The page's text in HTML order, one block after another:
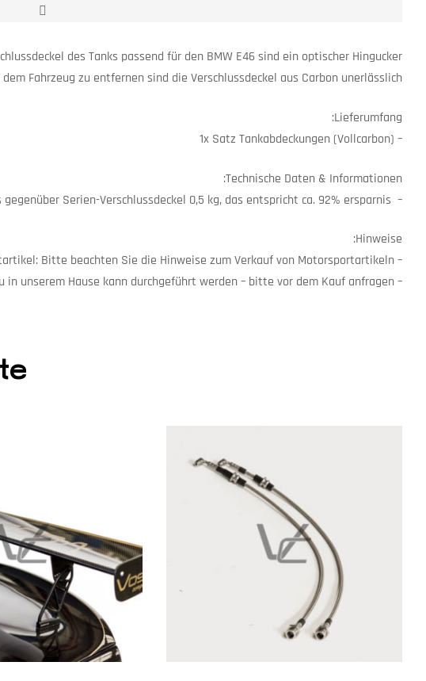
des Tanks passend für den BMW E46 sind ein optischer Hingucker.
Fahrzeug zu entfernen sind die Verschlussdeckel aus Carbon unerlässlich.
Lieferumfang:
– 1x Satz Tankabdeckungen (Vollcarbon)
Technische Daten & Informationen:
– Gewichtsersparnis gegenüber Serien-Verschlussdeckel 0,5 kg, das entspricht ca. 92% ersparnis
Hinweise:
– Motorsportartikel: Bitte beachten Sie die Hinweise zum Verkauf von Motorsportartikeln
– Ein Einbau in unserem Hause kann durchgeführt werden – bitte vor dem Kauf anfragen!